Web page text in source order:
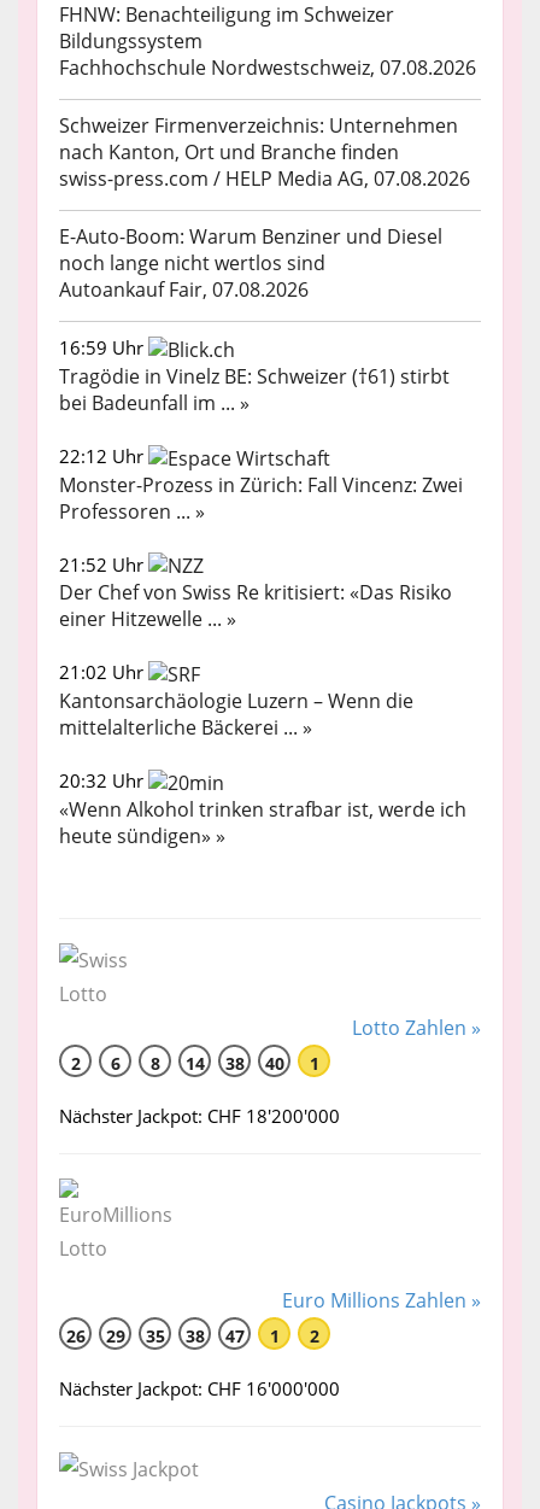
FHNW: Benachteiligung im Schweizer
Bildungssystem
Fachhochschule Nordwestschweiz, 07.08.2026
Schweizer Firmenverzeichnis: Unternehmen
nach Kanton, Ort und Branche finden
swiss-press.com / HELP Media AG, 07.08.2026
E-Auto-Boom: Warum Benziner und Diesel
noch lange nicht wertlos sind
Autoankauf Fair, 07.08.2026
16:59 Uhr
Tragödie in Vinelz BE: Schweizer (†61) stirbt
bei Badeunfall im ... »
22:12 Uhr
Monster-Prozess in Zürich: Fall Vincenz: Zwei
Professoren ... »
21:52 Uhr
Der Chef von Swiss Re kritisiert: «Das Risiko
einer Hitzewelle ... »
21:02 Uhr
Kantonsarchäologie Luzern – Wenn die
mittelalterliche Bäckerei ... »
20:32 Uhr
«Wenn Alkohol trinken strafbar ist, werde ich
heute sündigen» »
Lotto Zahlen »
2 6 8 14 38 40 1
Nächster Jackpot: CHF 18'200'000
Euro Millions Zahlen »
26 29 35 38 47 1 2
Nächster Jackpot: CHF 16'000'000
Casino Jackpots »